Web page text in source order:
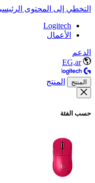
التخطي إلى المحتوى
Logitech
الأعمال
الدعم
EG,ar
المنتج المنتج
حسب الفئة